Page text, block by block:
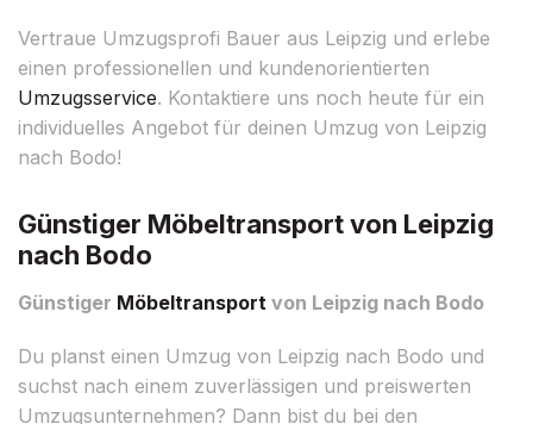
Vertraue Umzugsprofi Bauer aus Leipzig und erlebe
einen professionellen und kundenorientierten
Umzugsservice. Kontaktiere uns noch heute für ein
individuelles Angebot für deinen Umzug von Leipzig
nach Bodo!
Günstiger Möbeltransport von Leipzig
nach Bodo
Günstiger Möbeltransport von Leipzig nach Bodo
Du planst einen Umzug von Leipzig nach Bodo und
suchst nach einem zuverlässigen und preiswerten
Umzugsunternehmen? Dann bist du bei den